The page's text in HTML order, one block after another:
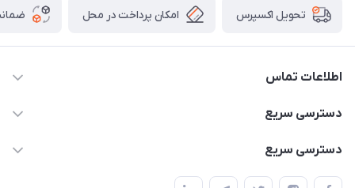
تحویل اکسپرس امکان پرداخت در محل
اطلاعات تماس
02166456492 - 09121933405
حتما با هماهنگی قبلی
دسترسی سریع
خرید کیسه خواب
دسترسی سریع
چادر سرخپوستی